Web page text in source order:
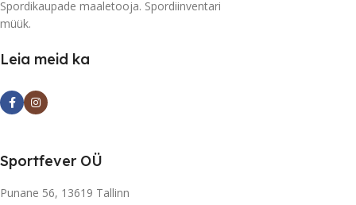
Spordikaupade maaletooja. Spordiinventari
müük.
Leia meid ka
Sportfever OÜ
Punane 56, 13619 Tallinn